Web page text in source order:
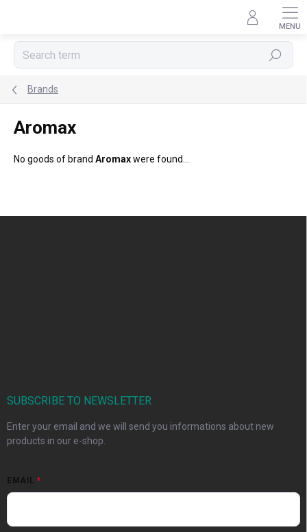
Search
Brands
Aromax
No goods of brand Aromaxwere found...
SUBSCRIBE TO NEWSLETTER
Enter your email and we will send you informations about new
products in our e-shop.
EMAIL